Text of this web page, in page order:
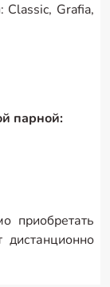
Classic, Grafia,
парной:
приобретать
дистанционно